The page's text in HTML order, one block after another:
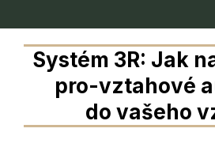
Systém 3R: Jak
pro-vztahové
do vašeho